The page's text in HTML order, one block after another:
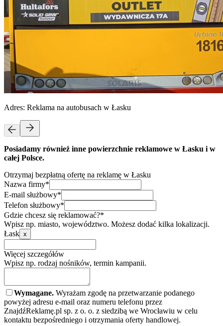
Adres: Reklama na autobusach w Łasku
Posiadamy również inne powierzchnie reklamowe w Łasku i w
całej Polsce.
Otrzymaj bezpłatną ofertę na reklamę w Łasku
Nazwa firmy*
E-mail służbowy*
Telefon służbowy*
Gdzie chcesz się reklamować?*
Wpisz np. miasto, województwo. Możesz dodać kilka lokalizacji.
Łask x
Więcej szczegółów
Wpisz np. rodzaj nośników, termin kampanii.
Wymagane. Wyrażam zgodę na przetwarzanie podanego
powyżej adresu e-mail oraz numeru telefonu przez
ZnajdźReklamę.pl sp. z o. o. z siedzibą we Wrocławiu w celu
kontaktu bezpośredniego i otrzymania oferty handlowej.